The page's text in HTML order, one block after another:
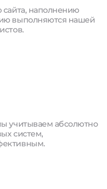
сайта, наполнению
выполняются нашей
учитываем абсолютно
систем,